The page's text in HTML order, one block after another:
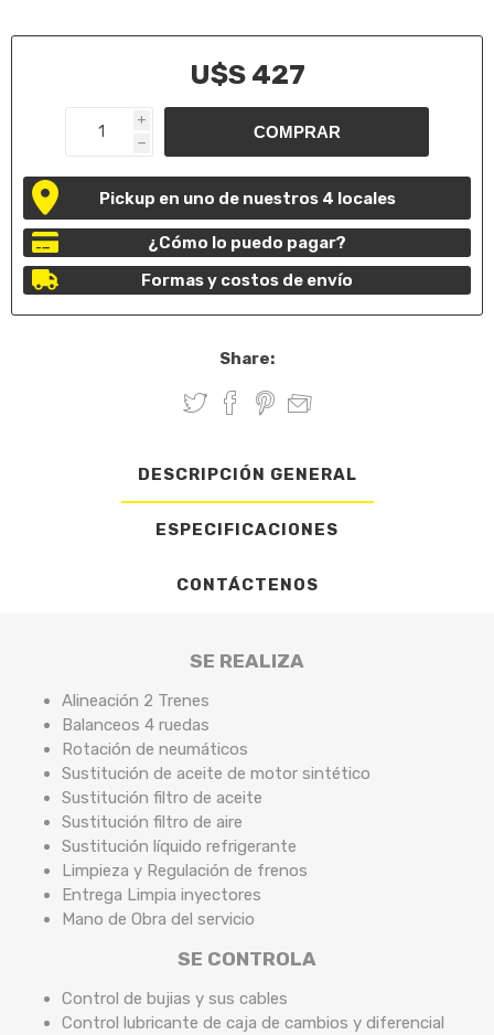
U$S 427
i
h
Pickup en uno de nuestros 4 locales
¿Cómo lo puedo pagar?
Formas y costos de envío
Share:
DESCRIPCIÓN GENERAL
ESPECIFICACIONES
CONTÁCTENOS
SE REALIZA
Alineación 2 Trenes
Balanceos 4 ruedas
Rotación de neumáticos
Sustitución de aceite de motor sintético
Sustitución filtro de aceite
Sustitución filtro de aire
Sustitución líquido refrigerante
Limpieza y Regulación de frenos
Entrega Limpia inyectores
Mano de Obra del servicio
SE CONTROLA
Control de bujias y sus cables
Control lubricante de caja de cambios y diferencial